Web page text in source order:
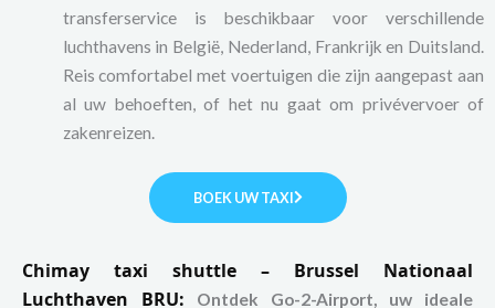
transferservice is beschikbaar voor verschillende
luchthavens in België, Nederland, Frankrijk en Duitsland.
Reis comfortabel met voertuigen die zijn aangepast aan
al uw behoeften, of het nu gaat om privévervoer of
zakenreizen.
BOEK UW TAXI
Chimay taxi shuttle – Brussel Nationaal
Luchthaven BRU:
Ontdek Go-2-Airport, uw ideale